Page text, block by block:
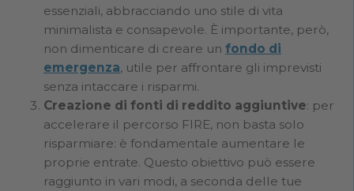
essenziali, abbracciando uno stile di vita
minimalista e consapevole. È importante, però,
non dimenticare di creare un fondo di
emergenza, utile per affrontare gli imprevisti
senza intaccare i risparmi.
Creazione di fonti di reddito aggiuntive: per
accelerare il percorso FIRE, non basta solo
risparmiare: è fondamentale aumentare le
proprie entrate. Questo obiettivo può essere
raggiunto in vari modi, a seconda delle tue